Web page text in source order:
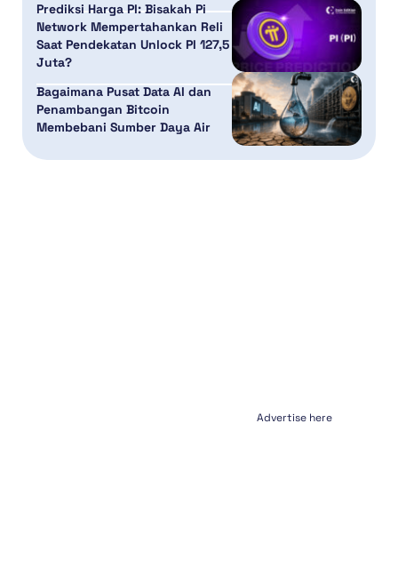
Prediksi Harga PI: Bisakah Pi
Network Mempertahankan Reli
Saat Pendekatan Unlock PI 127,5
Juta?
Bagaimana Pusat Data AI dan
Penambangan Bitcoin
Membebani Sumber Daya Air
Advertise here